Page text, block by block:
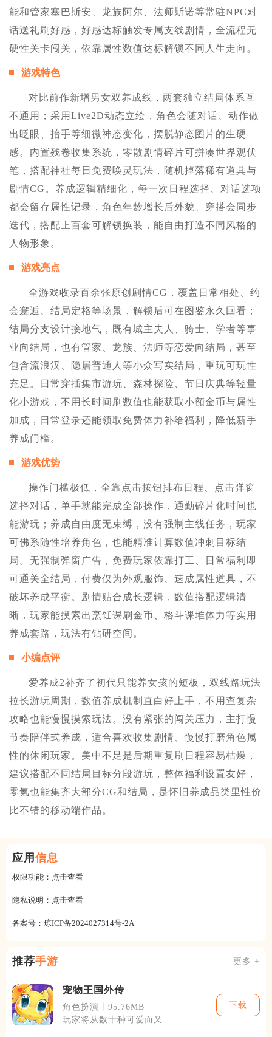
能和管家塞巴斯安、龙族阿尔、法师斯诺等常驻NPC对
话送礼刷好感，好感达标触发专属支线剧情，全流程无
硬性关卡闯关，依靠属性数值达标解锁不同人生走向。
游戏特色
对比前作新增男女双养成线，两套独立结局体系互
不通用；采用Live2D动态立绘，角色会随对话、动作做
出眨眼、抬手等细微神态变化，摆脱静态图片的生硬
感。内置残卷收集系统，零散剧情碎片可拼凑世界观伏
笔，搭配神社每日免费唤灵玩法，随机掉落稀有道具与
剧情CG。养成逻辑精细化，每一次日程选择、对话选项
都会留存属性记录，角色年龄增长后外貌、穿搭会同步
迭代，搭配上百套可解锁换装，能自由打造不同风格的
人物形象。
游戏亮点
全游戏收录百余张原创剧情CG，覆盖日常相处、约
会邂逅、结局定格等场景，解锁后可在图鉴永久回看；
结局分支设计接地气，既有城主夫人、骑士、学者等事
业向结局，也有管家、龙族、法师等恋爱向结局，甚至
包含流浪汉、隐居普通人等小众写实结局，重玩可玩性
充足。日常穿插集市游玩、森林探险、节日庆典等轻量
化小游戏，不用长时间刷数值也能获取小额金币与属性
加成，日常登录还能领取免费体力补给福利，降低新手
养成门槛。
游戏优势
操作门槛极低，全靠点击按钮排布日程、点击弹窗
选择对话，单手就能完成全部操作，通勤碎片化时间也
能游玩；养成自由度无束缚，没有强制主线任务，玩家
可佛系随性培养角色，也能精准计算数值冲刺目标结
局。无强制弹窗广告，免费玩家依靠打工、日常福利即
可通关全结局，付费仅为外观服饰、速成属性道具，不
破坏养成平衡。剧情贴合成长逻辑，数值搭配逻辑清
晰，玩家能摸索出烹饪课刷金币、格斗课堆体力等实用
养成套路，玩法有钻研空间。
小编点评
爱养成2补齐了初代只能养女孩的短板，双线路玩法
拉长游玩周期，数值养成机制直白好上手，不用查复杂
攻略也能慢慢摸索玩法。没有紧张的闯关压力，主打慢
节奏陪伴式养成，适合喜欢收集剧情、慢慢打磨角色属
性的休闲玩家。美中不足是后期重复刷日程容易枯燥，
建议搭配不同结局目标分段游玩，整体福利设置友好，
零氪也能集齐大部分CG和结局，是怀旧养成品类里性价
比不错的移动端作品。
应用 信息
权限功能： 点击查看
隐私说明： 点击查看
备案号： 琼ICP备2024027314号-2A
推荐手游 更多 +
宠物王国外传
角色扮演丨95.76MB
玩家将从数十种可爱而又独
下载